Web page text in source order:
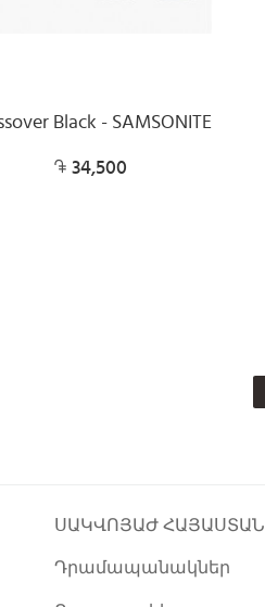
Black - SAMSONITE
34,500
ՍԱԿՎՈՅԱԺ ՀԱՅԱՍՏԱՆ
Դրամապանակներ